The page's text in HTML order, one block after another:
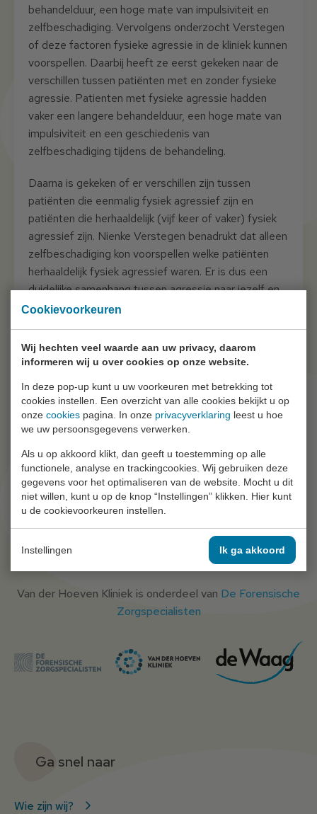
Cookievoorkeuren
Wij hechten veel waarde aan uw privacy, daarom
informeren wij u over cookies op onze website.
In deze pop-up kunt u uw voorkeuren met betrekking tot
cookies instellen. Een overzicht van alle cookies bekijkt u op
onze cookies pagina. In onze privacyverklaring leest u hoe
we uw persoonsgegevens verwerken.
Als u op akkoord klikt, dan geeft u toestemming op alle
functionele, analyse en trackingcookies. Wij gebruiken deze
gegevens voor het optimaliseren van de website. Mocht u dit
niet willen, kunt u op de knop “Instellingen” klikken. Hier kunt
u de cookievoorkeuren instellen.
Instellingen Ik ga akkoord
behandelduur, een hoge mate van impulsiviteit en
zelfbeschadiging. Vervolgens onderzocht Verstegen
of deze factoren fysieke agressie in de kliniek kunnen
voorspellen. Daarbij heeft ze eerst gekeken naar de
verschillen tussen patiënten met en zonder fysieke
agressie. Patienten met fysieke agressie hadden
vaker een langere behandelduur, een hoge mate van
impulsiviteit en een geschiedenis van
zelfbeschadiging tijdens de behandeling.
Daarna is gekeken of er verschillen zijn tussen
patiënten die eenmalig fysiek agressief zijn en
patiënten die herhaaldelijk (vijf keer of vaker) fysiek
agressief zijn. Nienke Verstegen benadrukt dat alleen
zelfbeschadiging kon voorspellen welke patiënten
herhaaldelijk fysiek agressief waren. Er is dus een
duidelijke samenhang tussen agressie naar jezelf en
agressie tegen anderen. Ze zegt: ‘Ik wil graag iets
boodschap is: als er bij iemand sprake is van
zelfbeschadiging, wees dan alert!’
Het onderzoek van Nienke Verstegen is
Blijf op de hoogte van het laatste
nieuws met onze nieuwsbrief.
Van der Hoeven Kliniek is onderdeel van De Forensische
Zorgspecialisten
Ga snel naar
Wie zijn wij?